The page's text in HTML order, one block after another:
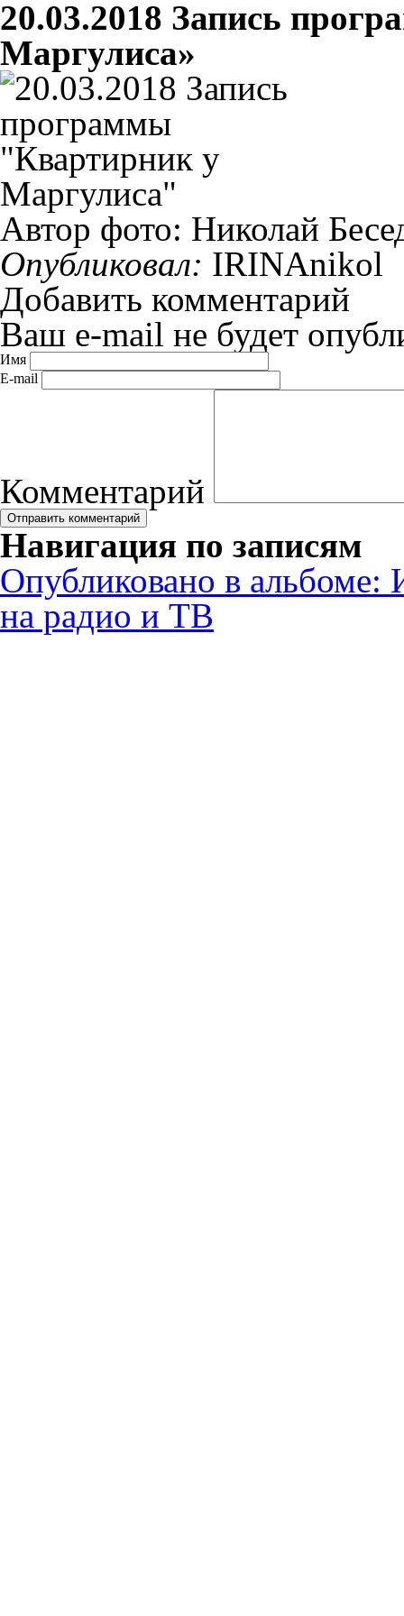
20.03.2018 Запись
Маргулиса»
Автор фото: Николай
Опубликовал: IRINAnikol
Добавить комментарий
Ваш e-mail не будет
Имя
E-mail
Комментарий
Навигация по записям
Опубликовано в альбоме:
на радио и ТВ